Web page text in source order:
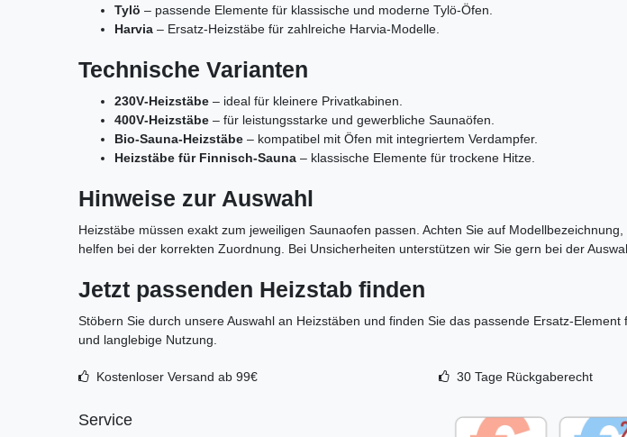
Tylö – passende Elemente für klassische und moderne Tylö‑Öfen.
Harvia – Ersatz‑Heizstäbe für zahlreiche Harvia‑Modelle.
Technische Varianten
230V‑Heizstäbe – ideal für kleinere Privatkabinen.
400V‑Heizstäbe – für leistungsstarke und gewerbliche Saunaöfen.
Bio‑Sauna‑Heizstäbe – kompatibel mit Öfen mit integriertem Verdampfer.
Heizstäbe für Finnisch‑Sauna – klassische Elemente für trockene Hitze.
Hinweise zur Auswahl
Heizstäbe müssen exakt zum jeweiligen Saunaofen passen. Achten Sie auf
helfen bei der korrekten Zuordnung. Bei Unsicherheiten unterstützen wir Sie gern bei der
Jetzt passenden Heizstab finden
Stöbern Sie durch unsere Auswahl an Heizstäben und finden Sie das passende
und langlebige Nutzung.
Kostenloser Versand ab 99€ 30 Tage Rückgaberecht
Service